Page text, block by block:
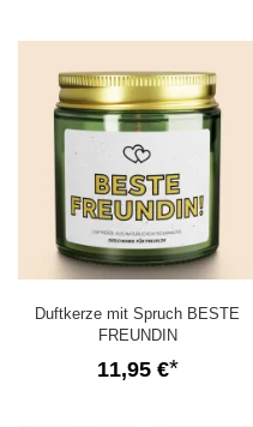
Duftkerze mit Spruch BESTE
FREUNDIN
11,95 €